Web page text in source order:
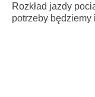
Rozkład jazdy
potrzeby będziemy